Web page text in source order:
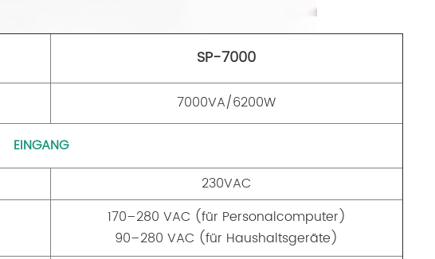
SP-7000
7000VA/6200W
EINGANG
230VAC
170–280 VAC (für Personalcomputer)
90–280 VAC (für Haushaltsgeräte)